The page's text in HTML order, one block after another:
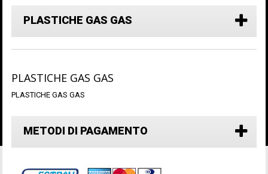
PLASTICHE GAS GAS
PLASTICHE GAS GAS
PLASTICHE GAS GAS
METODI DI PAGAMENTO